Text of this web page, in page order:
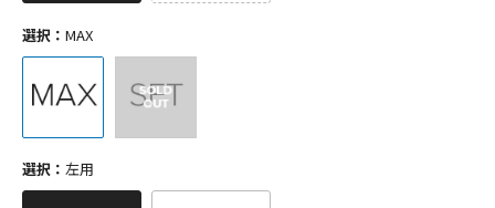
選択： MAX
選択： 左用